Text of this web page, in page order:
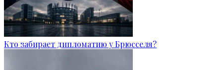
Кто забирает дипломатию у Брюсселя?